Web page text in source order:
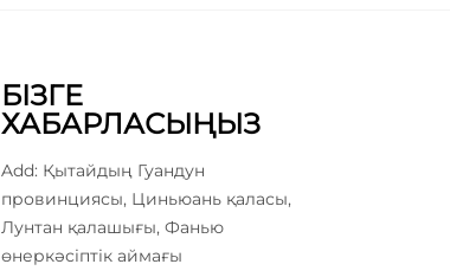
БІЗГЕ
ХАБАРЛАСЫҢЫЗ
Add: Қытайдың Гуандун
провинциясы, Циньюань қаласы,
Лунтан қалашығы, Фанью
өнеркәсіптік аймағы